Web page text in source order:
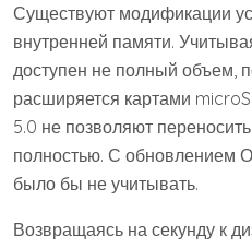
Существуют модификации
внутренней памяти.
доступен не полный объем,
расширяется картами
5.0 не позволяют
полностью. С обновлением
было бы не учитывать.
Возвращаясь на секунду к